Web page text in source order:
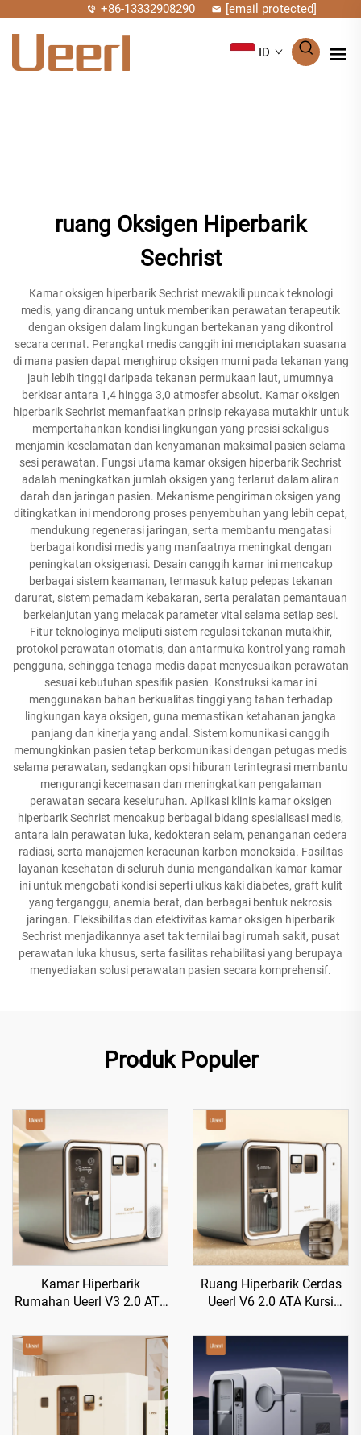
+86-13332908290 [email protected]
ID
ruang Oksigen Hiperbarik
Sechrist
Kamar oksigen hiperbarik Sechrist mewakili puncak teknologi
medis, yang dirancang untuk memberikan perawatan terapeutik
dengan oksigen dalam lingkungan bertekanan yang dikontrol
secara cermat. Perangkat medis canggih ini menciptakan suasana
di mana pasien dapat menghirup oksigen murni pada tekanan yang
jauh lebih tinggi daripada tekanan permukaan laut, umumnya
berkisar antara 1,4 hingga 3,0 atmosfer absolut. Kamar oksigen
hiperbarik Sechrist memanfaatkan prinsip rekayasa mutakhir untuk
mempertahankan kondisi lingkungan yang presisi sekaligus
menjamin keselamatan dan kenyamanan maksimal pasien selama
sesi perawatan. Fungsi utama kamar oksigen hiperbarik Sechrist
adalah meningkatkan jumlah oksigen yang terlarut dalam aliran
darah dan jaringan pasien. Mekanisme pengiriman oksigen yang
ditingkatkan ini mendorong proses penyembuhan yang lebih cepat,
mendukung regenerasi jaringan, serta membantu mengatasi
berbagai kondisi medis yang manfaatnya meningkat dengan
peningkatan oksigenasi. Desain canggih kamar ini mencakup
berbagai sistem keamanan, termasuk katup pelepas tekanan
darurat, sistem pemadam kebakaran, serta peralatan pemantauan
berkelanjutan yang melacak parameter vital selama setiap sesi.
Fitur teknologinya meliputi sistem regulasi tekanan mutakhir,
protokol perawatan otomatis, dan antarmuka kontrol yang ramah
pengguna, sehingga tenaga medis dapat menyesuaikan perawatan
sesuai kebutuhan spesifik pasien. Konstruksi kamar ini
menggunakan bahan berkualitas tinggi yang tahan terhadap
lingkungan kaya oksigen, guna memastikan ketahanan jangka
panjang dan kinerja yang andal. Sistem komunikasi canggih
memungkinkan pasien tetap berkomunikasi dengan petugas medis
selama perawatan, sedangkan opsi hiburan terintegrasi membantu
mengurangi kecemasan dan meningkatkan pengalaman
perawatan secara keseluruhan. Aplikasi klinis kamar oksigen
hiperbarik Sechrist mencakup berbagai bidang spesialisasi medis,
antara lain perawatan luka, kedokteran selam, penanganan cedera
radiasi, serta manajemen keracunan karbon monoksida. Fasilitas
layanan kesehatan di seluruh dunia mengandalkan kamar-kamar
ini untuk mengobati kondisi seperti ulkus kaki diabetes, graft kulit
yang terganggu, anemia berat, dan berbagai bentuk nekrosis
jaringan. Fleksibilitas dan efektivitas kamar oksigen hiperbarik
Sechrist menjadikannya aset tak ternilai bagi rumah sakit, pusat
perawatan luka khusus, serta fasilitas rehabilitasi yang berupaya
menyediakan solusi perawatan pasien secara komprehensif.
Produk Populer
Kamar Hiperbarik
Rumahan Ueerl V3 2.0 ATA
Premium Efisien
Ruang Hiperbarik Cerdas
Ueerl V6 2.0 ATA Kursi
Tidur